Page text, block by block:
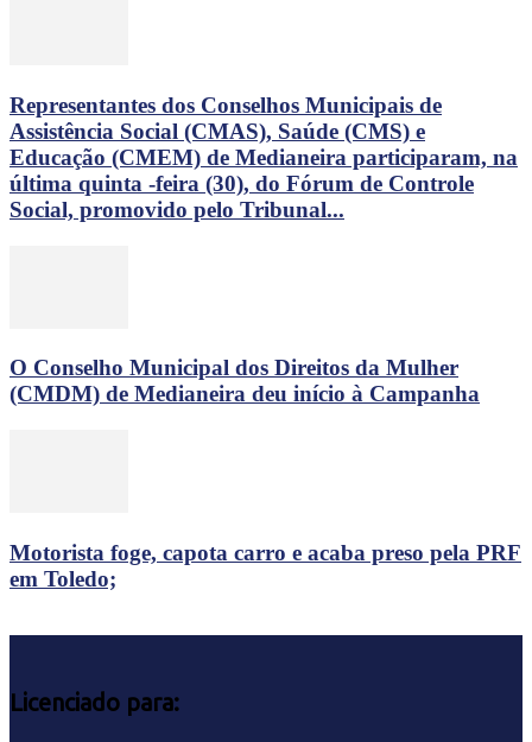
Representantes dos Conselhos Municipais de
Assistência Social (CMAS), Saúde (CMS) e
Educação (CMEM) de Medianeira participaram, na
última quinta -feira (30), do Fórum de Controle
Social, promovido pelo Tribunal...
O Conselho Municipal dos Direitos da Mulher
(CMDM) de Medianeira deu início à Campanha
Motorista foge, capota carro e acaba preso pela PRF
em Toledo;
Licenciado para: